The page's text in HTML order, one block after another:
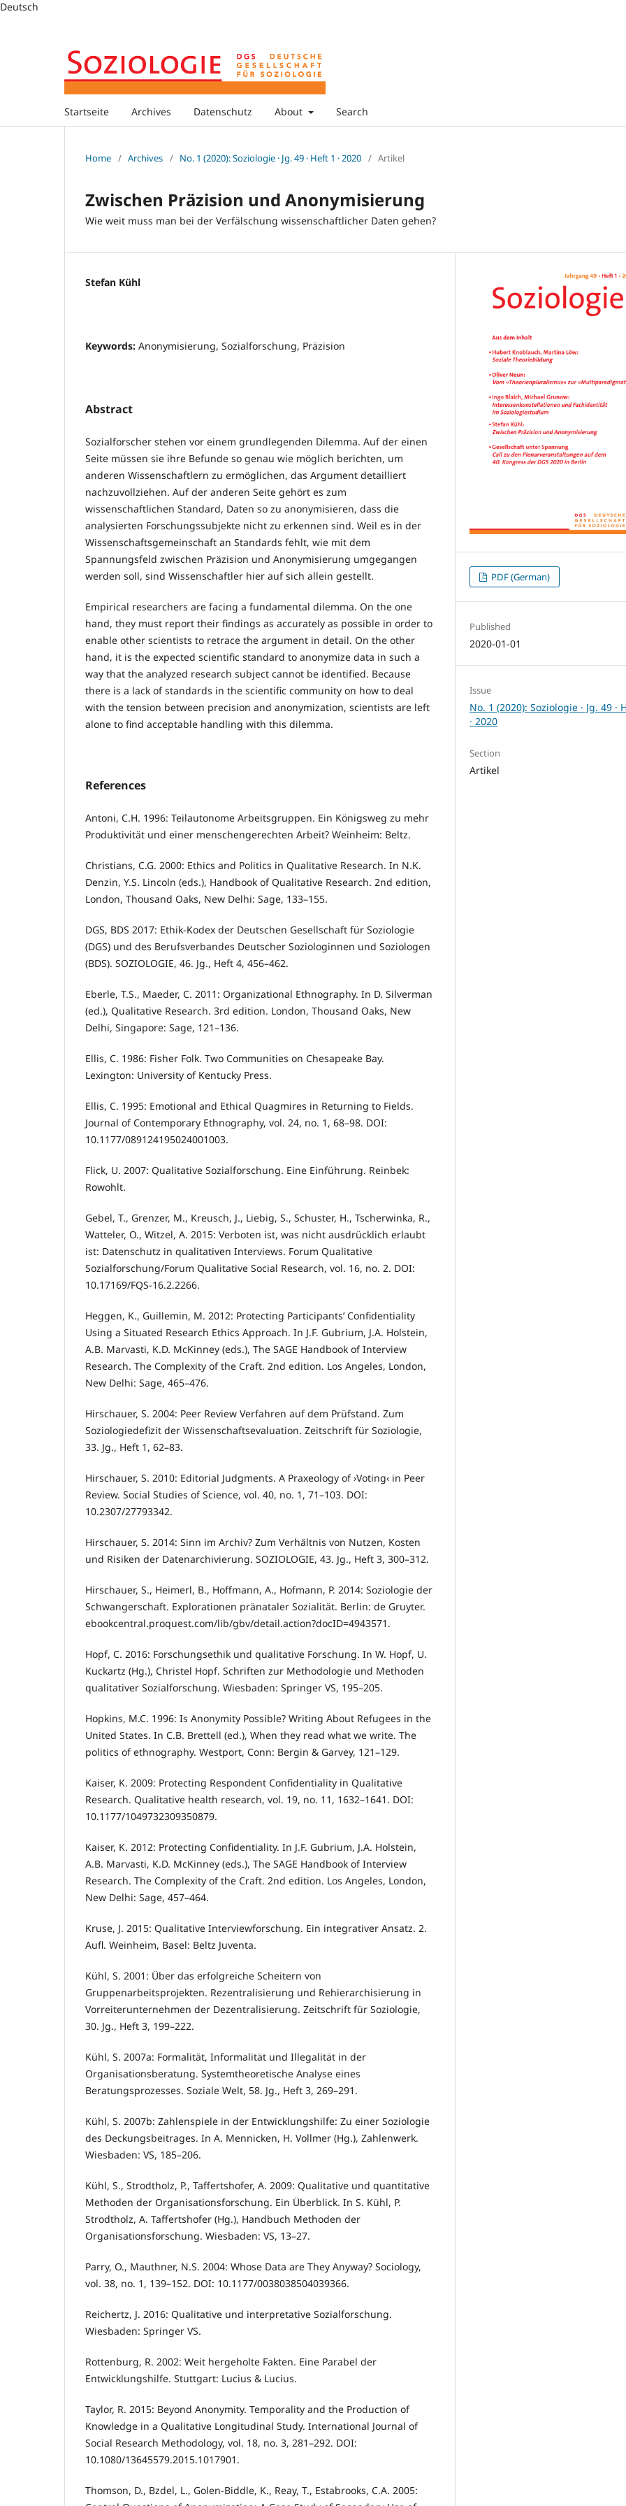
Deutsch
Startseite Archives Datenschutz About Search
Home / Archives / No. 1 (2020): Soziologie · Jg. 49 · Heft 1 · 2020 / Artikel
Zwischen Präzision und Anonymisierung
Wie weit muss man bei der Verfälschung wissenschaftlicher Daten gehen?
Stefan Kühl
Keywords: Anonymisierung, Sozialforschung, Präzision
Abstract
Sozialforscher stehen vor einem grundlegenden Dilemma. Auf der einen
Seite müssen sie ihre Befunde so genau wie möglich berichten, um
anderen Wissenschaftlern zu ermöglichen, das Argument detailliert
nachzuvollziehen. Auf der anderen Seite gehört es zum
wissenschaftlichen Standard, Daten so zu anonymisieren, dass die
analysierten Forschungssubjekte nicht zu erkennen sind. Weil es in der
Wissenschaftsgemeinschaft an Standards fehlt, wie mit dem
Spannungsfeld zwischen Präzision und Anonymisierung umgegangen
werden soll, sind Wissenschaftler hier auf sich allein gestellt.
Empirical researchers are facing a fundamental dilemma. On the one
hand, they must report their findings as accurately as possible in order to
enable other scientists to retrace the argument in detail. On the other
hand, it is the expected scientific standard to anonymize data in such a
way that the analyzed research subject cannot be identified. Because
there is a lack of standards in the scientific community on how to deal
with the tension between precision and anonymization, scientists are left
alone to find acceptable handling with this dilemma.
References
Antoni, C.H. 1996: Teilautonome Arbeitsgruppen. Ein Königsweg zu mehr
Produktivität und einer menschengerechten Arbeit? Weinheim: Beltz.
Christians, C.G. 2000: Ethics and Politics in Qualitative Research. In N.K.
Denzin, Y.S. Lincoln (eds.), Handbook of Qualitative Research. 2nd edition,
London, Thousand Oaks, New Delhi: Sage, 133–155.
DGS, BDS 2017: Ethik-Kodex der Deutschen Gesellschaft für Soziologie
(DGS) und des Berufsverbandes Deutscher Soziologinnen und Soziologen
(BDS). SOZIOLOGIE, 46. Jg., Heft 4, 456–462.
Eberle, T.S., Maeder, C. 2011: Organizational Ethnography. In D. Silverman
(ed.), Qualitative Research. 3rd edition. London, Thousand Oaks, New
Delhi, Singapore: Sage, 121–136.
Ellis, C. 1986: Fisher Folk. Two Communities on Chesapeake Bay.
Lexington: University of Kentucky Press.
Ellis, C. 1995: Emotional and Ethical Quagmires in Returning to Fields.
Journal of Contemporary Ethnography, vol. 24, no. 1, 68–98. DOI:
10.1177/089124195024001003.
Flick, U. 2007: Qualitative Sozialforschung. Eine Einführung. Reinbek:
Rowohlt.
Gebel, T., Grenzer, M., Kreusch, J., Liebig, S., Schuster, H., Tscherwinka, R.,
Watteler, O., Witzel, A. 2015: Verboten ist, was nicht ausdrücklich erlaubt
ist: Datenschutz in qualitativen Interviews. Forum Qualitative
Sozialforschung/Forum Qualitative Social Research, vol. 16, no. 2. DOI:
10.17169/FQS-16.2.2266.
Heggen, K., Guillemin, M. 2012: Protecting Participantsʼ Confidentiality
Using a Situated Research Ethics Approach. In J.F. Gubrium, J.A. Holstein,
A.B. Marvasti, K.D. McKinney (eds.), The SAGE Handbook of Interview
Research. The Complexity of the Craft. 2nd edition. Los Angeles, London,
New Delhi: Sage, 465–476.
Hirschauer, S. 2004: Peer Review Verfahren auf dem Prüfstand. Zum
Soziologiedefizit der Wissenschaftsevaluation. Zeitschrift für Soziologie,
33. Jg., Heft 1, 62–83.
Hirschauer, S. 2010: Editorial Judgments. A Praxeology of ›Voting‹ in Peer
Review. Social Studies of Science, vol. 40, no. 1, 71–103. DOI:
10.2307/27793342.
Hirschauer, S. 2014: Sinn im Archiv? Zum Verhältnis von Nutzen, Kosten
und Risiken der Datenarchivierung. SOZIOLOGIE, 43. Jg., Heft 3, 300–312.
Hirschauer, S., Heimerl, B., Hoffmann, A., Hofmann, P. 2014: Soziologie der
Schwangerschaft. Explorationen pränataler Sozialität. Berlin: de Gruyter.
ebookcentral.proquest.com/lib/gbv/detail.action?docID=4943571.
Hopf, C. 2016: Forschungsethik und qualitative Forschung. In W. Hopf, U.
Kuckartz (Hg.), Christel Hopf. Schriften zur Methodologie und Methoden
qualitativer Sozialforschung. Wiesbaden: Springer VS, 195–205.
Hopkins, M.C. 1996: Is Anonymity Possible? Writing About Refugees in the
United States. In C.B. Brettell (ed.), When they read what we write. The
politics of ethnography. Westport, Conn: Bergin & Garvey, 121–129.
Kaiser, K. 2009: Protecting Respondent Confidentiality in Qualitative
Research. Qualitative health research, vol. 19, no. 11, 1632–1641. DOI:
10.1177/1049732309350879.
Kaiser, K. 2012: Protecting Confidentiality. In J.F. Gubrium, J.A. Holstein,
A.B. Marvasti, K.D. McKinney (eds.), The SAGE Handbook of Interview
Research. The Complexity of the Craft. 2nd edition. Los Angeles, London,
New Delhi: Sage, 457–464.
Kruse, J. 2015: Qualitative Interviewforschung. Ein integrativer Ansatz. 2.
Aufl. Weinheim, Basel: Beltz Juventa.
Kühl, S. 2001: Über das erfolgreiche Scheitern von
Gruppenarbeitsprojekten. Rezentralisierung und Rehierarchisierung in
Vorreiterunternehmen der Dezentralisierung. Zeitschrift für Soziologie,
30. Jg., Heft 3, 199–222.
Kühl, S. 2007a: Formalität, Informalität und Illegalität in der
Organisationsberatung. Systemtheoretische Analyse eines
Beratungsprozesses. Soziale Welt, 58. Jg., Heft 3, 269–291.
Kühl, S. 2007b: Zahlenspiele in der Entwicklungshilfe: Zu einer Soziologie
des Deckungsbeitrages. In A. Mennicken, H. Vollmer (Hg.), Zahlenwerk.
Wiesbaden: VS, 185–206.
Kühl, S., Strodtholz, P., Taffertshofer, A. 2009: Qualitative und quantitative
Methoden der Organisationsforschung. Ein Überblick. In S. Kühl, P.
Strodtholz, A. Taffertshofer (Hg.), Handbuch Methoden der
Organisationsforschung. Wiesbaden: VS, 13–27.
Parry, O., Mauthner, N.S. 2004: Whose Data are They Anyway? Sociology,
vol. 38, no. 1, 139–152. DOI: 10.1177/0038038504039366.
Reichertz, J. 2016: Qualitative und interpretative Sozialforschung.
Wiesbaden: Springer VS.
Rottenburg, R. 2002: Weit hergeholte Fakten. Eine Parabel der
Entwicklungshilfe. Stuttgart: Lucius & Lucius.
Taylor, R. 2015: Beyond Anonymity. Temporality and the Production of
Knowledge in a Qualitative Longitudinal Study. International Journal of
Social Research Methodology, vol. 18, no. 3, 281–292. DOI:
10.1080/13645579.2015.1017901.
Thomson, D., Bzdel, L., Golen-Biddle, K., Reay, T., Estabrooks, C.A. 2005:
PDF (German)
Published
2020-01-01
Issue
No. 1 (2020): Soziologie · Jg. 49 ·
· 2020
Section
Artikel